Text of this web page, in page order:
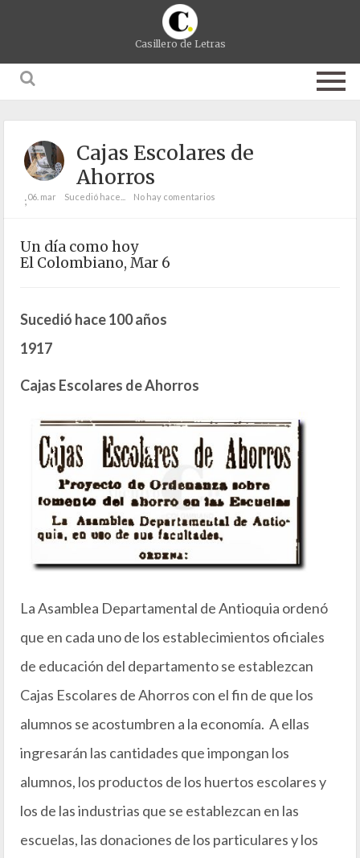
Casillero de Letras
Cajas Escolares de
Ahorros
;06. mar Sucedió hace... No hay comentarios
Un día como hoy
El Colombiano, Mar 6
Sucedió hace 100 años
1917
Cajas Escolares de Ahorros
La Asamblea Departamental de Antioquia ordenó
que en cada uno de los establecimientos oficiales
de educación del departamento se establezcan
Cajas Escolares de Ahorros con el fin de que los
alumnos se acostumbren a la economía. A ellas
ingresarán las cantidades que impongan los
alumnos, los productos de los huertos escolares y
los de las industrias que se establezcan en las
escuelas, las donaciones de los particulares y los